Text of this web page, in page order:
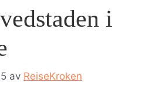
i
av ReiseKroken